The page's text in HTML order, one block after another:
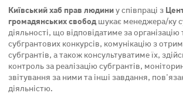
Київський хаб прав людини у співпраці з
громадянських свободшукає менеджера/ку
діяльності, що відповідатиме за
субгрантових конкурсів, комунікацію з
субгрантів, а також консультуватиме їх,
контроль за реалізацію субгрантів,
звітування за ними та інші завдання,
діяльністю.